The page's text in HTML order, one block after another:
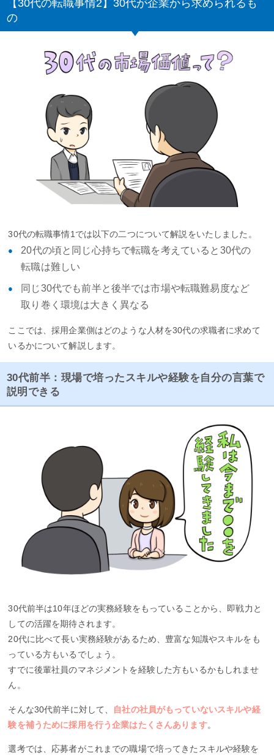
【30代の転職事情2】30代が企業から求められるも
の
30代の転職事情1では以下の二つについて解説をいたしました。
20代の頃と同じ心持ちで転職を考えていると30代の
転職は難しい
同じ30代でも前半と後半では市場や転職難易度など
取り巻く環境は大きく異なる
ここでは、採用企業側はどのような人材を30代の求職者に求めて
いるかについて解説します。
30代前半：現場で培ったスキルや経験を自分の言葉で
説明できる
30代前半は10年ほどの実務経験をもっていることから、即戦力と
しての活躍を期待されます。
20代に比べて長い実務経験があるため、豊富な知識やスキルをも
っている方もいるでしょう。
すでに後輩社員のマネジメントを経験した方もいるかもしれませ
ん。
そんな30代前半に対して、
自社の社員がもっていないスキルや経
験を補うために採用を行う企業はたくさんあります。
選考では、応募者がこれまでの職場で培ってきたスキルや経験を